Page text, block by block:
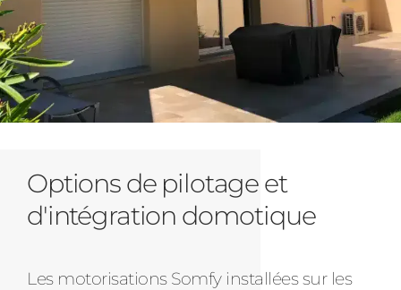
Options de pilotage et
d'intégration domotique
Les motorisations Somfy installées sur les